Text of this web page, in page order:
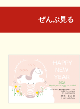
ぜんぶ見る